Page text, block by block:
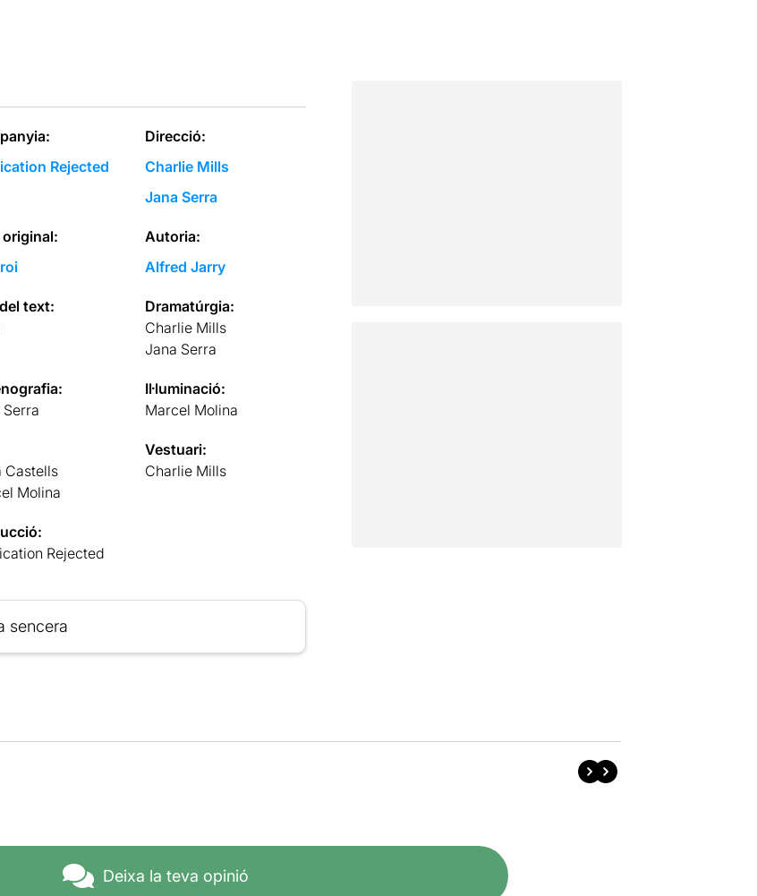
Rejected
Direcció:
Charlie Mills
Jana Serra
Autoria:
Alfred Jarry
text:
Dramatúrgia:
Charlie Mills
Jana Serra
Serra
Il·luminació:
Marcel Molina
Castells
Molina
Vestuari:
Charlie Mills
Rejected
sencera
Deixa la teva opinió